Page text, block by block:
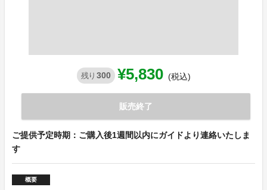
残り 300 ¥5,830 (税込)
販売終了
ご提供予定時期：ご購入後1週間以内にガイドより連絡いたしま
す
概要